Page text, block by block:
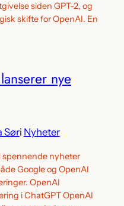
siden GPT-2, og
skifte for OpenAI. En
nye
Søri Nyheter
nyheter
Google og OpenAI
OpenAI
i ChatGPT OpenAI